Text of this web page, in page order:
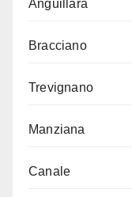
Anguillara
Bracciano
Trevignano
Manziana
Canale